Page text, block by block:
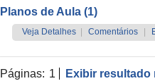
Planos de Aula (1)
Veja Detalhes Comentários
Páginas: 1 Exibir resultado